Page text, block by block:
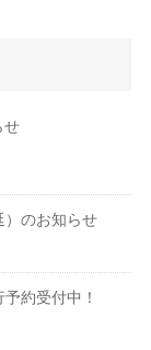
せ
）のお知らせ
約受付中！